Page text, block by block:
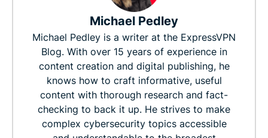
Michael Pedley
Michael Pedley is a writer at the ExpressVPN
Blog. With over 15 years of experience in
content creation and digital publishing, he
knows how to craft informative, useful
content with thorough research and fact-
checking to back it up. He strives to make
complex cybersecurity topics accessible